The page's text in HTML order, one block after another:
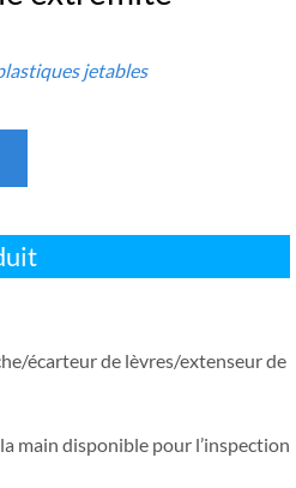
jetables
écarteur de lèvres/extenseur de
main disponible pour l’inspection